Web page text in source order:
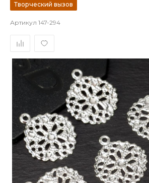
Творческий вызов
Артикул 147-294